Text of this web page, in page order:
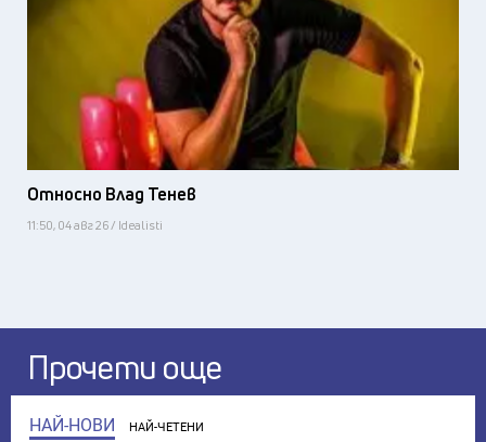
Относно Влад Тенев
11:50, 04 авг 26 / Idealisti
Прочети още
НАЙ-НОВИ НАЙ-ЧЕТЕНИ